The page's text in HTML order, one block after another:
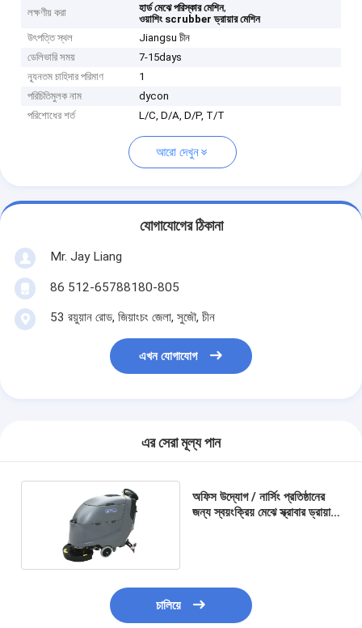
লক্ষণীয় করা হার্ড মেঝে পরিস্কার মেশিন,
ওয়াশিং scrubber ড্রায়ার মেশিন
উৎপত্তি স্থল
Jiangsu চীন
ডেলিভারি সময়
7-15days
ন্যূনতম চাহিদার পরিমাণ
1
পরিচিতিমুলক নাম
dycon
পরিশোধের শর্ত
L/C, D/A, D/P, T/T
আরো দেখুন
যোগাযোগের ঠিকানা
Mr. Jay Liang
86 512-65788180-805
53 রয়ুয়ান রোড, জিয়াংচং জেলা, সুজৌ, চীন
এখন যোগাযোগ
এর সেরা মূল্য পান
অফিস উদ্যোগ / নার্সিং প্রতিষ্ঠানের
জন্য স্বয়ংক্রিয় মেঝে স্ক্রাবার ড্রায়ার
চালিয়ে